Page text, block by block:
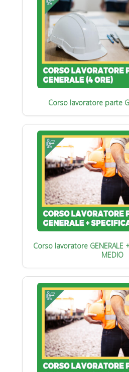
Corso lavoratore parte
Corso lavoratore GENERALE +
MEDIO